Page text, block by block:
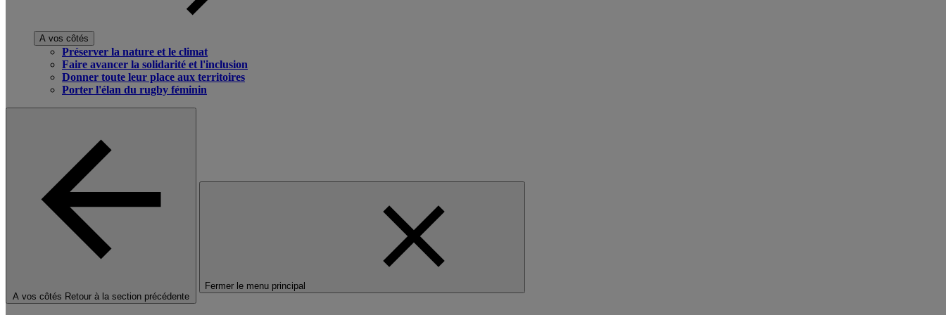
A vos côtés
Préserver la nature et le climat
Faire avancer la solidarité et l'inclusion
Donner toute leur place aux territoires
Porter l'élan du rugby féminin
A vos côtés Retour à la section précédente
Fermer le menu principal